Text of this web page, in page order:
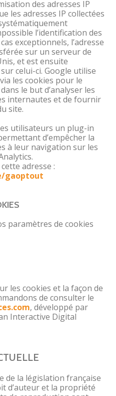
des adresses IP
les adresses IP collectées
l’identification des
exceptionnels, l’adresse
sur un serveur de
et est ensuite
celui-ci. Google utilise
les cookies pour le
le but d’analyser les
internautes et de fournir
site.
utilisateurs un plug-in
d’empêcher la
à leur navigation sur les
adresse :
gaoptout
paramètres de cookies
les cookies et la façon de
de consulter le
, développé par
Interactive Digital
de la législation française
d’auteur et la propriété